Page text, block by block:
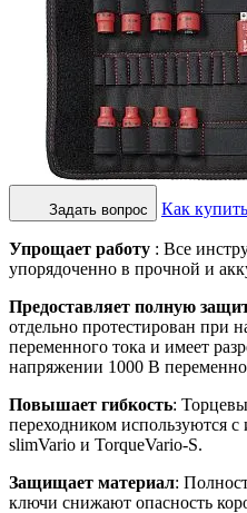
Задать вопрос Как купить
Упрощает работу : Все
упорядоченно в прочной и
Предоставляет полную
отдельно протестирован при
переменного тока и имеет
напряжении 1000 В
Повышает гибкость:
переходником используются с
slimVario и TorqueVario-S.
Защищает материал:
ключи снижают опасность